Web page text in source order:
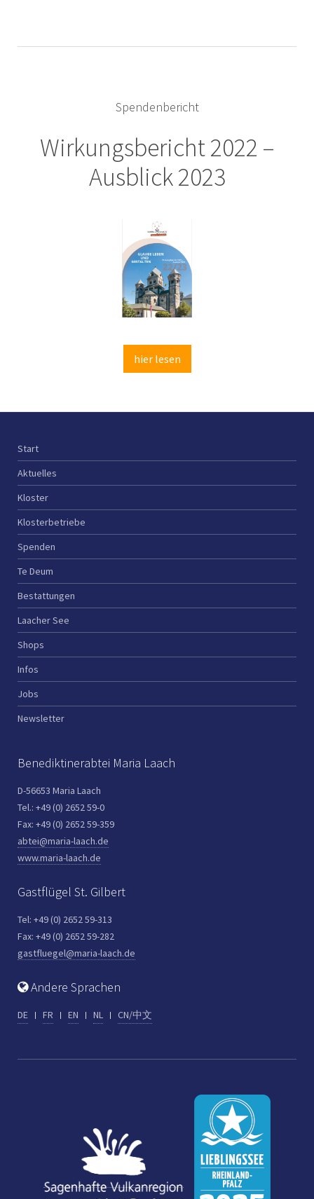
Spendenbericht
Wirkungsbericht 2022 –
Ausblick 2023
hier lesen
Start
Aktuelles
Kloster
Klosterbetriebe
Spenden
Te Deum
Bestattungen
Laacher See
Shops
Infos
Jobs
Newsletter
Benediktinerabtei Maria Laach
D-56653 Maria Laach
Tel.: +49 (0) 2652 59-0
Fax: +49 (0) 2652 59-359
abtei@maria-laach.de
www.maria-laach.de
Gastflügel St. Gilbert
Tel: +49 (0) 2652 59-313
Fax: +49 (0) 2652 59-282
gastfluegel@maria-laach.de
Andere Sprachen
DE FR EN NL CN/中文